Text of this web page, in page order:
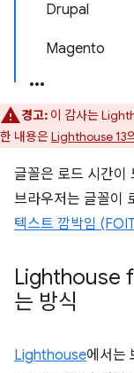
Drupal
Magento
경고: 이 감사는
한 내용은Lighthouse 13
글꼴은 로드 시간이
브라우저는 글꼴이
텍스트 깜박임
Lighthouse
는 방식
Lighthouse에서는